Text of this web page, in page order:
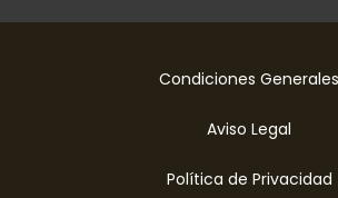
Condiciones Generales
Aviso Legal
Política de Privacidad